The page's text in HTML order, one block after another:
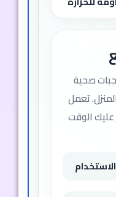
صحية
تعمل
عليك الوقت